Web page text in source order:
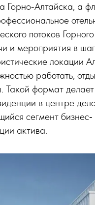
Горно‑Алтайска, а
потоков
и мероприятия в
локации
работать,
Такой формат
в центре
сегмент
актива.